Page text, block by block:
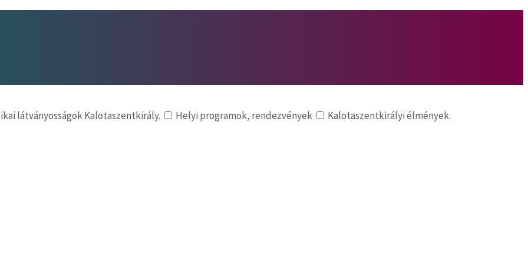
látványosságok Kalotaszentkirály. Helyi programok, rendezvények Kalotaszentkirályi élmények.